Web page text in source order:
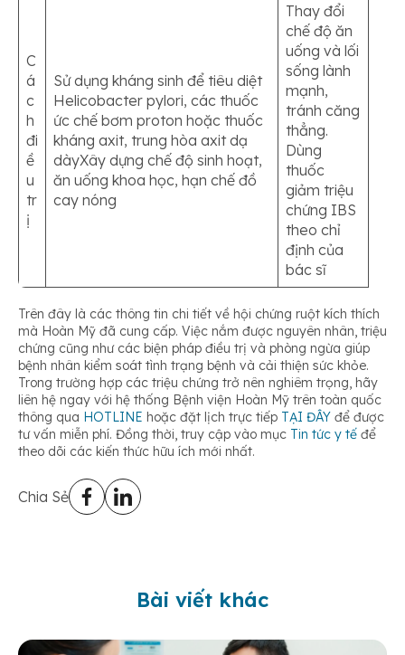
C
á
c
h
đi
ề
u
tr
ị
Sử dụng kháng sinh để tiêu diệt
Helicobacter pylori, các thuốc
ức chế bơm proton hoặc thuốc
kháng axit, trung hòa axit dạ
dàyXây dựng chế độ sinh hoạt,
ăn uống khoa học, hạn chế đồ
cay nóng
Thay đổi
chế độ ăn
uống và lối
sống lành
mạnh,
tránh căng
thẳng.
Dùng
thuốc
giảm triệu
chứng IBS
theo chỉ
định của
bác sĩ
Trên đây là các thông tin chi tiết về hội chứng ruột kích thích
mà Hoàn Mỹ đã cung cấp. Việc nắm được nguyên nhân, triệu
chứng cũng như các biện pháp điều trị và phòng ngừa giúp
bệnh nhân kiểm soát tình trạng bệnh và cải thiện sức khỏe.
Trong trường hợp các triệu chứng trở nên nghiêm trọng, hãy
liên hệ ngay với hệ thống Bệnh viện Hoàn Mỹ trên toàn quốc
thông qua HOTLINE hoặc đặt lịch trực tiếp TẠI ĐÂY để được
tư vấn miễn phí. Đồng thời, truy cập vào mục Tin tức y tế để
theo dõi các kiến thức hữu ích mới nhất.
Chia Sẻ
Bài viết khác